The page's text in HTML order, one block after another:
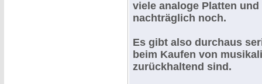
viele analoge Platten
nachträglich noch.
Es gibt also durchaus
beim Kaufen von
zurückhaltend sind.